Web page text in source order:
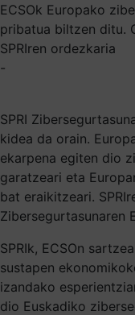
ECSOk Europako
pribatua biltzen ditu.
SPRIren ordezkaria
-
SPRI
kidea da orain.
ekarpena egiten dio
garatzeari eta
bat eraikitzeari.
Zibersegurtasunaren
SPRIk, ECSOn
sustapen
izandako
dio Euskadiko